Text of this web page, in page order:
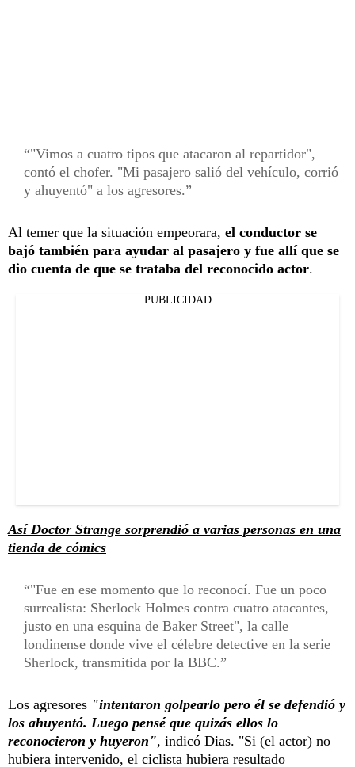
"Vimos a cuatro tipos que atacaron al repartidor",
contó el chofer. "Mi pasajero salió del vehículo, corrió
y ahuyentó" a los agresores.
Al temer que la situación empeorara, el conductor se
bajó también para ayudar al pasajero y fue allí que se
dio cuenta de que se trataba del reconocido actor.
PUBLICIDAD
Así Doctor Strange sorprendió a varias personas en una
tienda de cómics
"Fue en ese momento que lo reconocí. Fue un poco
surrealista: Sherlock Holmes contra cuatro atacantes,
justo en una esquina de Baker Street", la calle
londinense donde vive el célebre detective en la serie
Sherlock, transmitida por la BBC.
Los agresores "intentaron golpearlo pero él se defendió y
los ahuyentó. Luego pensé que quizás ellos lo
reconocieron y huyeron", indicó Dias. "Si (el actor) no
hubiera intervenido, el ciclista hubiera resultado